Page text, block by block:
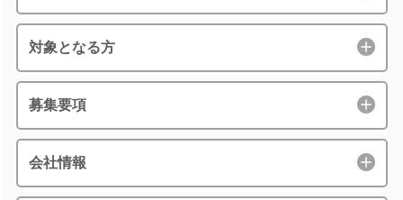
対象となる方
募集要項
会社情報